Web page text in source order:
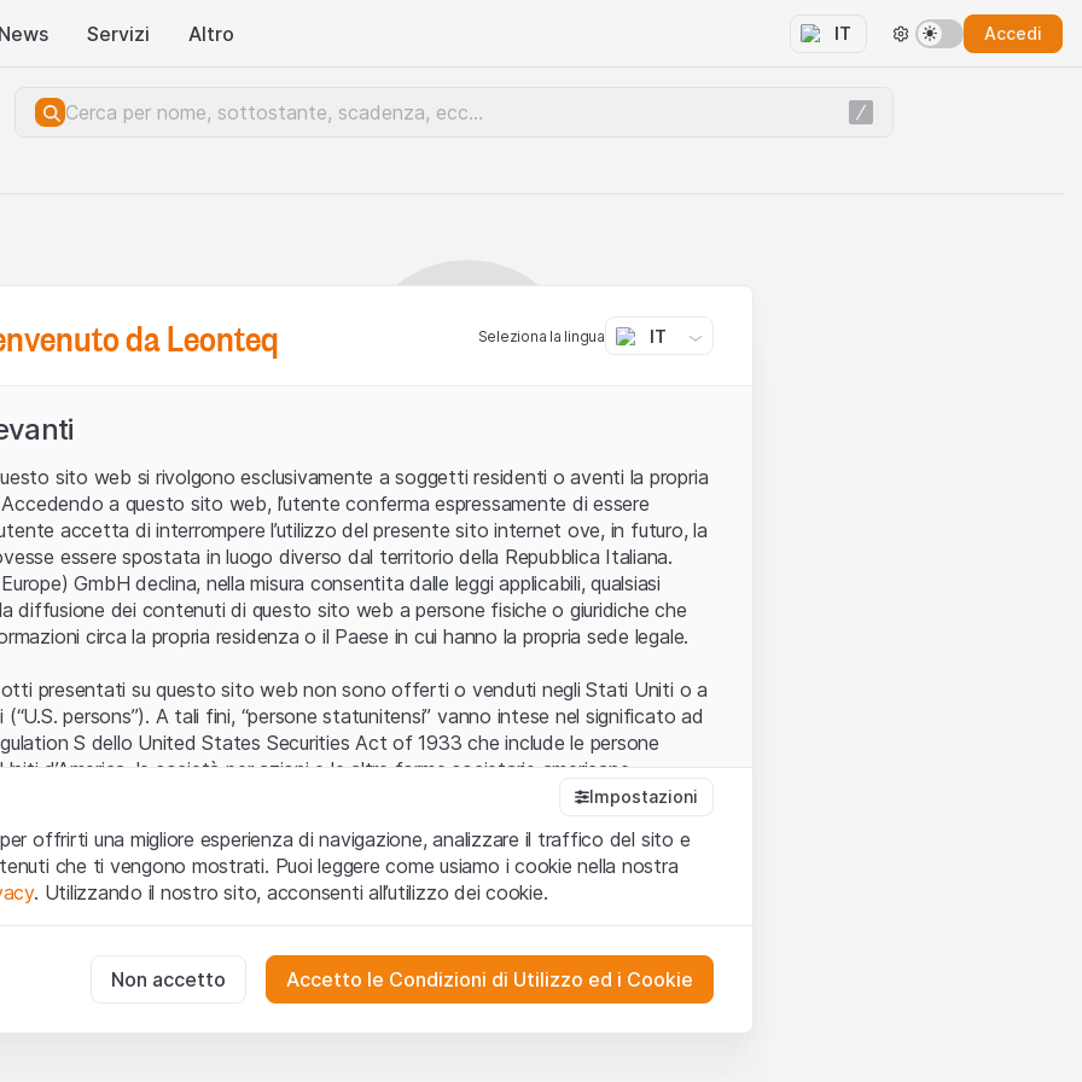
News Servizi Altro IT Accedi
Errore del server.
da Leonteq Seleziona la lingua IT
sito web si rivolgono esclusivamente a soggetti residenti o aventi la propria
a questo sito web, l’utente conferma espressamente di essere
accetta di interrompere l’utilizzo del presente sito internet ove, in futuro, la
essere spostata in luogo diverso dal territorio della Repubblica Italiana.
GmbH declina, nella misura consentita dalle leggi applicabili, qualsiasi
diffusione dei contenuti di questo sito web a persone fisiche o giuridiche che
circa la propria residenza o il Paese in cui hanno la propria sede legale.
presentati su questo sito web non sono offerti o venduti negli Stati Uniti o a
persons”). A tali fini, “persone statunitensi” vanno intese nel significato ad
S dello United States Securities Act of 1933 che include le persone
d’America, le società per azioni e le altre forme societarie americane.
web (di seguito, il “Sito”) si dichiara di aver compreso e di accettare le
avvertenze importanti e le condizioni di utilizzo ivi rese disponibili. Nel caso in
utilizzonon siano accettate, l’utente è tenuto ad interrompere l’utilizzo del
o invito ad acquistare
i dati, i servizi, gli strumenti, i documenti (i “Contenuti del Sito”) contenuti o
web hanno esclusivamente finalità informative e non rappresentano né
Impostazioni
offrirti una migliore esperienza di navigazione, analizzare il traffico del sito e
che ti vengono mostrati. Puoi leggere come usiamo i cookie nella nostra
. Utilizzando il nostro sito, acconsenti all’utilizzo dei cookie.
per il funzionamento del sito web e non possono essere disattivati.
Non accetto Accetto le Condizioni di Utilizzo ed i Cookie